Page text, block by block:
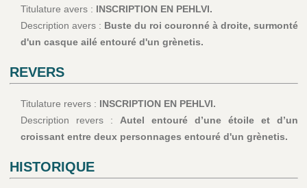
Titulature avers : INSCRIPTION EN PEHLVI.
Description avers : Buste du roi couronné à droite, surmonté
d'un casque ailé entouré d'un grènetis.
REVERS
Titulature revers : INSCRIPTION EN PEHLVI.
Description revers : Autel entouré d’une étoile et d’un
croissant entre deux personnages entouré d'un grènetis.
HISTORIQUE